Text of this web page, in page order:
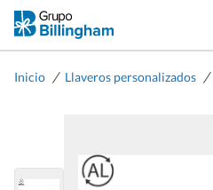
Inicio / Llaveros personalizados /